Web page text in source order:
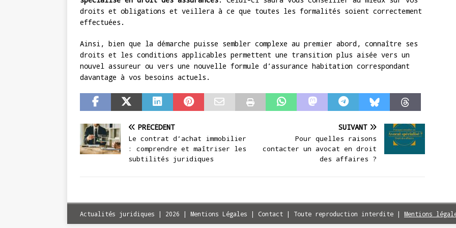
droits et obligations et veillera à ce que toutes les formalités soient correctement
effectuées.
Ainsi, bien que la démarche puisse sembler complexe au premier abord, connaître ses
droits et les conditions applicables permettent une transition plus aisée vers un
nouvel assureur ou vers une nouvelle formule d’assurance habitation correspondant
davantage à vos besoins actuels.
PRÉCÉDENT
Le contrat d’achat immobilier
: comprendre et maîtriser les
subtilités juridiques
SUIVANT
Pour quelles raisons
contacter un avocat en droit
des affaires ?
Actualités juridiques | 2026 | Mentions Légales | Contact | Toute reproduction interdite | Mentions